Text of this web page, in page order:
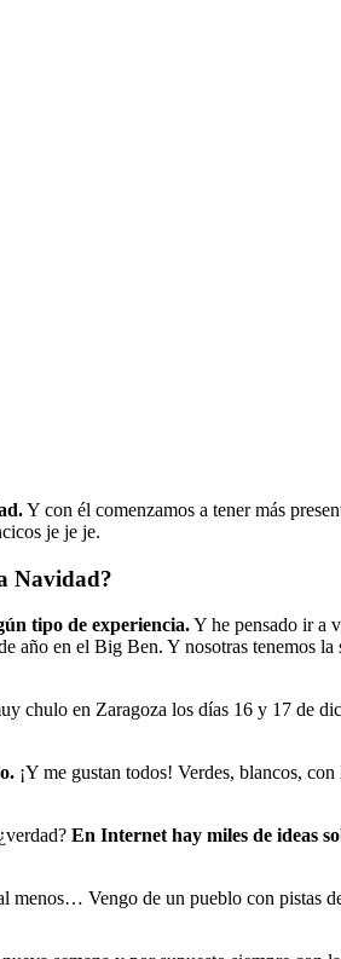
Y con él comenzamos a tener más
je je je.
Navidad?
tipo de experiencia.Y he pensado ir a
año en el Big Ben. Y nosotras tenemos
chulo en Zaragoza los días 16 y 17 de
¡Y me gustan todos! Verdes, blancos,
En Internet hay miles de ideas
menos… Vengo de un pueblo con pistas